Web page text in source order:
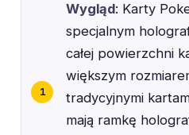
Wygląd: Karty
specjalnym
całej powierzchni
większym
tradycyjnymi
mają ramkę